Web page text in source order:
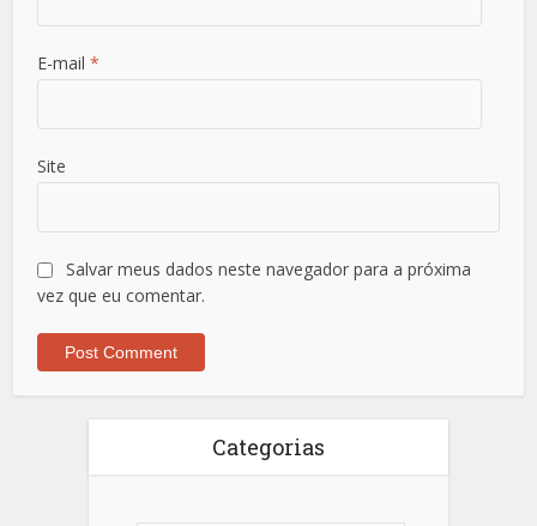
E-mail*
Site
Salvar meus dados neste navegador para a próxima
vez que eu comentar.
Categorias